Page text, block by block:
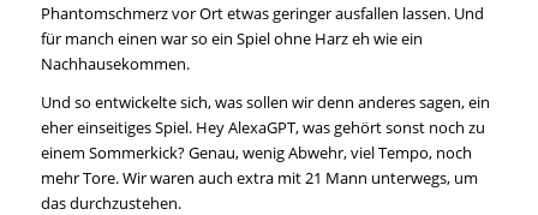
Phantomschmerz vor Ort etwas geringer ausfallen lassen. Und
für manch einen war so ein Spiel ohne Harz eh wie ein
Nachhausekommen.
Und so entwickelte sich, was sollen wir denn anderes sagen, ein
eher einseitiges Spiel. Hey AlexaGPT, was gehört sonst noch zu
einem Sommerkick? Genau, wenig Abwehr, viel Tempo, noch
mehr Tore. Wir waren auch extra mit 21 Mann unterwegs, um
das durchzustehen.